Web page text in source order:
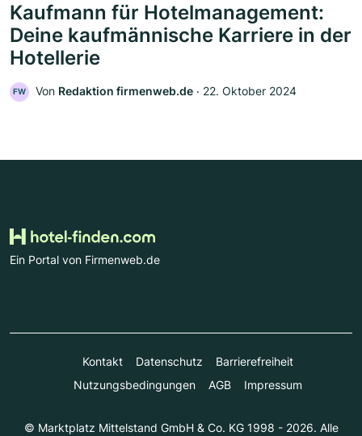
Kaufmann für Hotelmanagement:
Deine kaufmännische Karriere in der
Hotellerie
FW Von Redaktion firmenweb.de ‧ 22. Oktober 2024
Ein Portal von Firmenweb.de
Kontakt Datenschutz
Barrierefreiheit
Nutzungsbedingungen
AGB Impressum
© Marktplatz Mittelstand GmbH & Co. KG 1998 - 2026. Alle